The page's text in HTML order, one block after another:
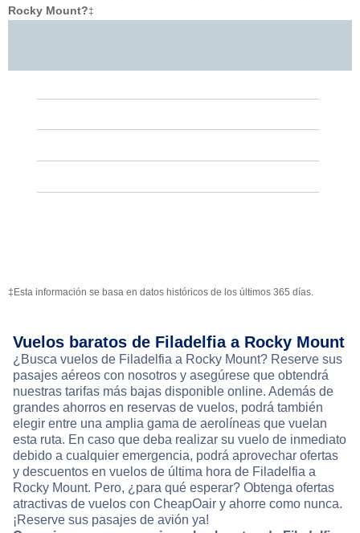
Rocky Mount?‡
‡Esta información se basa en datos históricos de los últimos 365 días.
Vuelos baratos de Filadelfia a Rocky Mount
¿Busca vuelos de Filadelfia a Rocky Mount? Reserve sus
pasajes aéreos con nosotros y asegúrese que obtendrá
nuestras tarifas más bajas disponible online. Además de
grandes ahorros en reservas de vuelos, podrá también
elegir entre una amplia gama de aerolíneas que vuelan
esta ruta. En caso que deba realizar su vuelo de inmediato
debido a cualquier emergencia, podrá aprovechar ofertas
y descuentos en vuelos de última hora de Filadelfia a
Rocky Mount. Pero, ¿para qué esperar? Obtenga ofertas
atractivas de vuelos con CheapOair y ahorre como nunca.
¡Reserve sus pasajes de avión ya!